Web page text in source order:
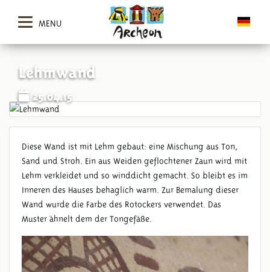
MENU
Lehmwand
25.04.15
Diese Wand ist mit Lehm gebaut: eine Mischung aus Ton,
Sand und Stroh. Ein aus Weiden geflochtener Zaun wird mit
Lehm verkleidet und so winddicht gemacht. So bleibt es im
Inneren des Hauses behaglich warm. Zur Bemalung dieser
Wand wurde die Farbe des Rotockers verwendet. Das
Muster ähnelt dem der Tongefäße.